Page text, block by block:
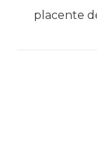
placente